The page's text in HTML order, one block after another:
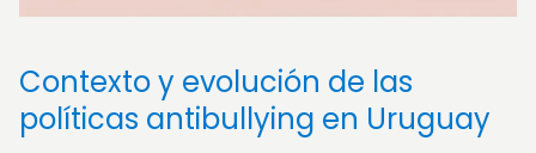
Contexto y evolución de las
políticas antibullying en Uruguay